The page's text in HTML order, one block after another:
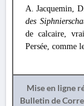
A. Jacquemin,
des
de calcaire,
Persée, comme
Mise en ligne
Bulletin de